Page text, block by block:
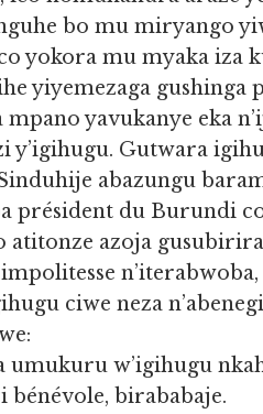
bo mu miryango
yokora mu myaka iza
yiyemezaga gushinga
mpano yavukanye eka
y’igihugu. Gutwara
abazungu
président du Burundi
atitonze azoja
ciwe neza
umukuru w’igihugu
birababaje.